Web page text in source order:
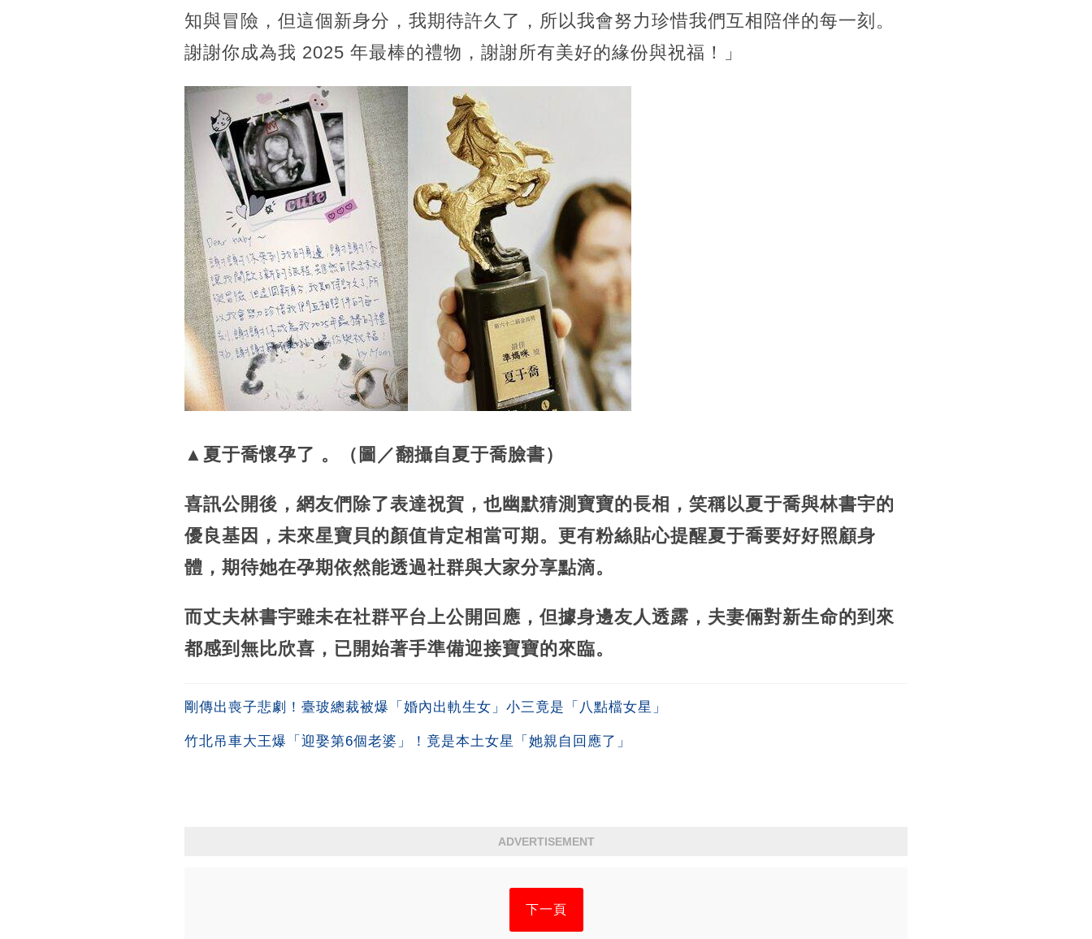
知與冒險，但這個新身分，我期待許久了，所以我會努力珍惜我們互相陪伴的每一刻。
謝謝你成為我 2025 年最棒的禮物，謝謝所有美好的緣份與祝福！」
▲夏于喬懷孕了 。（圖／翻攝自夏于喬臉書）
喜訊公開後，網友們除了表達祝賀，也幽默猜測寶寶的長相，笑稱以夏于喬與林書宇的
優良基因，未來星寶貝的顏值肯定相當可期。更有粉絲貼心提醒夏于喬要好好照顧身
體，期待她在孕期依然能透過社群與大家分享點滴。
而丈夫林書宇雖未在社群平台上公開回應，但據身邊友人透露，夫妻倆對新生命的到來
都感到無比欣喜，已開始著手準備迎接寶寶的來臨。
剛傳出喪子悲劇！臺玻總裁被爆「婚內出軌生女」小三竟是「八點檔女星」
竹北吊車大王爆「迎娶第6個老婆」！竟是本土女星「她親自回應了」
ADVERTISEMENT
下一頁